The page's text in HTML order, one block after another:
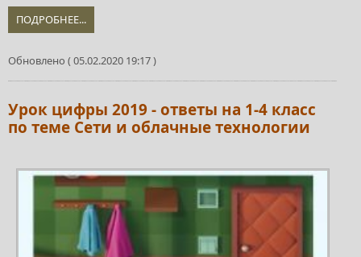
ПОДРОБНЕЕ...
Обновлено ( 05.02.2020 19:17 )
Урок цифры 2019 - ответы на 1-4 класс
по теме Сети и облачные технологии